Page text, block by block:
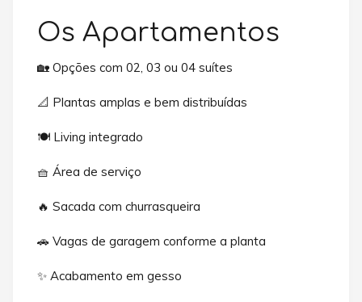
Os Apartamentos
🏡 Opções com 02, 03 ou 04 suítes
📐 Plantas amplas e bem distribuídas
🍽️ Living integrado
🧺 Área de serviço
🔥 Sacada com churrasqueira
🚗 Vagas de garagem conforme a planta
✨ Acabamento em gesso